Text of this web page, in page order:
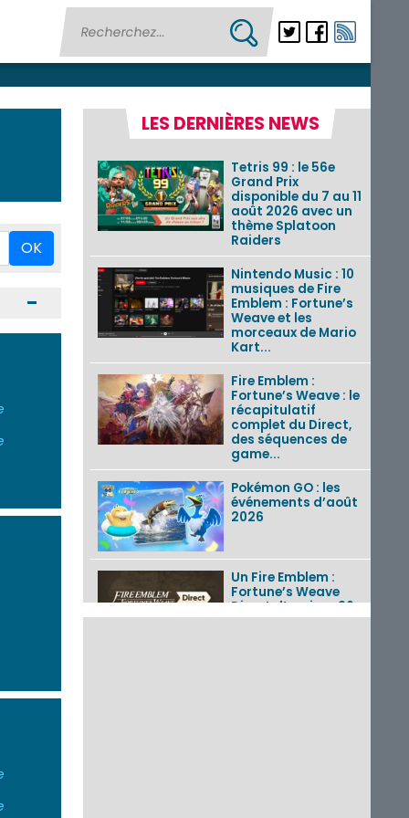
OK
Ouvrir / Fermer
LES DERNIÈRES NEWS
Tetris 99 : le 56e
Grand Prix
disponible du 7 au 11
août 2026 avec un
thème Splatoon
Raiders
Nintendo Music : 10
musiques de Fire
Emblem : Fortune’s
Weave et les
morceaux de Mario
Kart...
Fire Emblem :
Fortune’s Weave : le
récapitulatif
complet du Direct,
des séquences de
game...
Pokémon GO : les
événements d’août
2026
Un Fire Emblem :
Fortune’s Weave
Direct d’environ 20
minutes diffusé le 4